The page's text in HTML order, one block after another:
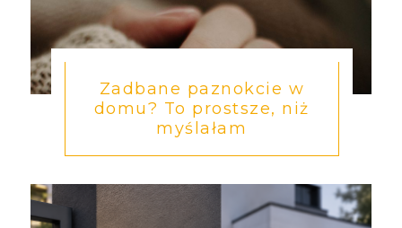
Zadbane paznokcie w
domu? To prostsze, niż
myślałam